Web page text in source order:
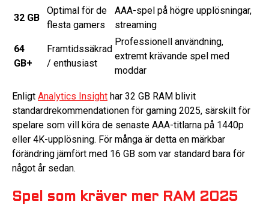
32 GB
Optimal för de
flesta gamers
AAA-spel på högre upplösningar,
streaming
64
GB+
Framtidssäkrad
/ enthusiast
Professionell användning,
extremt krävande spel med
moddar
Enligt Analytics Insight har 32 GB RAM blivit
standardrekommendationen för gaming 2025, särskilt för
spelare som vill köra de senaste AAA-titlarna på 1440p
eller 4K-upplösning. För många är detta en märkbar
förändring jämfört med 16 GB som var standard bara för
något år sedan.
Spel som kräver mer RAM 2025